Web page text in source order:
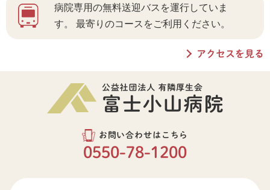
病院専用の無料送迎バスを運行していま
す。
最寄りのコースをご利用ください。
アクセスを見る
お問い合わせはこちら
0550-78-1200